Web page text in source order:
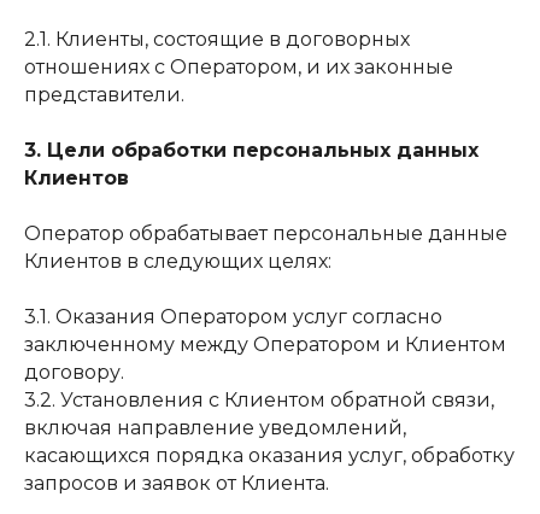
2.1. Клиенты, состоящие в договорных
отношениях с Оператором, и их законные
представители.
3. Цели обработки персональных данных
Клиентов
Оператор обрабатывает персональные данные
Клиентов в следующих целях:
3.1. Оказания Оператором услуг согласно
заключенному между Оператором и Клиентом
договору.
3.2. Установления с Клиентом обратной связи,
включая направление уведомлений,
касающихся порядка оказания услуг, обработку
запросов и заявок от Клиента.